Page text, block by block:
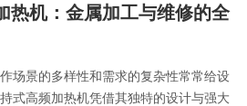
热机：金属加工与维修的全
场景的多样性和需求的复杂性常常给设
式高频加热机凭借其独特的设计与强大